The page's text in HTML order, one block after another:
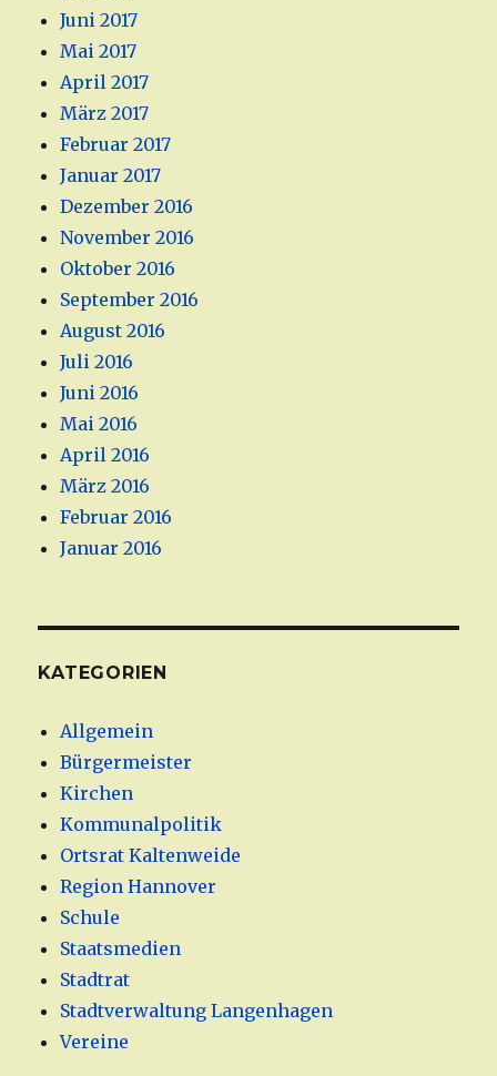
Juni 2017
Mai 2017
April 2017
März 2017
Februar 2017
Januar 2017
Dezember 2016
November 2016
Oktober 2016
September 2016
August 2016
Juli 2016
Juni 2016
Mai 2016
April 2016
März 2016
Februar 2016
Januar 2016
KATEGORIEN
Allgemein
Bürgermeister
Kirchen
Kommunalpolitik
Ortsrat Kaltenweide
Region Hannover
Schule
Staatsmedien
Stadtrat
Stadtverwaltung Langenhagen
Vereine